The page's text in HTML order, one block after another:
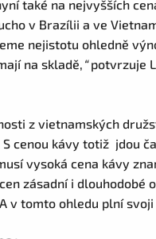
také na nejvyšších
v Brazílii a ve
nejistotu ohledně
na skladě, “potvrzuje
z vietnamských
cenou kávy totiž jdou
vysoká cena kávy
zásadní i
v tomto ohledu plní